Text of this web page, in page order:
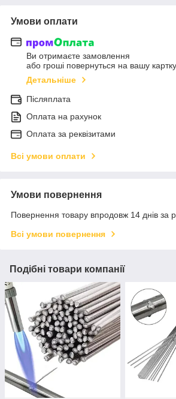
Умови оплати
Ви отримаєте замовлення
або гроші повернуться на вашу картку
Детальніше
Післяплата
Оплата на рахунок
Оплата за реквізитами
Всі умови оплати
Умови повернення
Повернення товару впродовж 14 днів за
Всі умови повернення
Подібні товари компанії